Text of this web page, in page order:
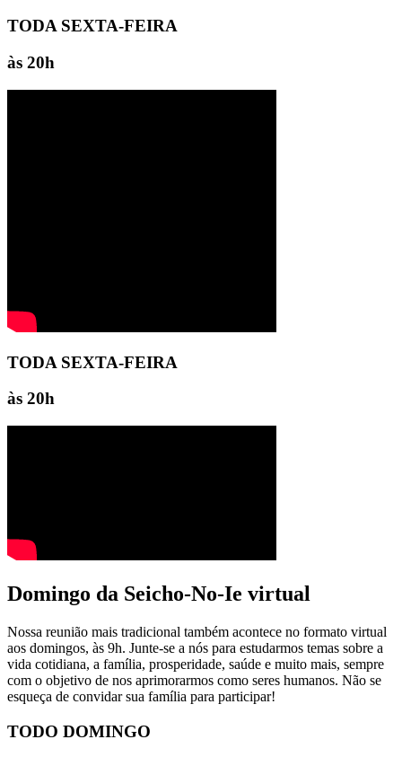
TODA SEXTA-FEIRA
às 20h
TODA SEXTA-FEIRA
às 20h
Domingo da Seicho-No-Ie virtual
Nossa reunião mais tradicional também acontece no formato virtual
aos domingos, às 9h. Junte-se a nós para estudarmos temas sobre a
vida cotidiana, a família, prosperidade, saúde e muito mais, sempre
com o objetivo de nos aprimorarmos como seres humanos. Não se
esqueça de convidar sua família para participar!
TODO DOMINGO